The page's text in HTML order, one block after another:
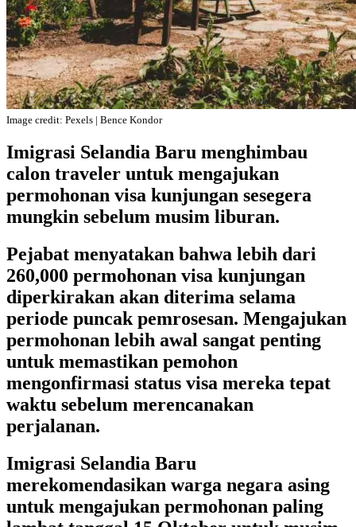
Image credit: Pexels | Bence Kondor
Imigrasi Selandia Baru menghimbau
calon traveler untuk mengajukan
permohonan visa kunjungan sesegera
mungkin sebelum musim liburan.
Pejabat menyatakan bahwa lebih dari
260,000 permohonan visa kunjungan
diperkirakan akan diterima selama
periode puncak pemrosesan. Mengajukan
permohonan lebih awal sangat penting
untuk memastikan pemohon
mengonfirmasi status visa mereka tepat
waktu sebelum merencanakan
perjalanan.
Imigrasi Selandia Baru
merekomendasikan warga negara asing
untuk mengajukan permohonan paling